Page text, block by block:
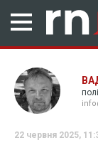
22 червня 2025,